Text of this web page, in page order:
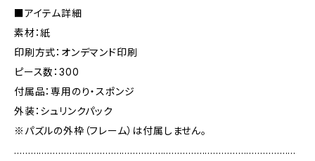
■アイテム詳細
素材：紙
印刷方式：オンデマンド印刷
ピース数：300
付属品：専用のり・スポンジ
外装：シュリンクパック
※パズルの外枠（フレーム）は付属しません。
…………………………………………………………………………………………